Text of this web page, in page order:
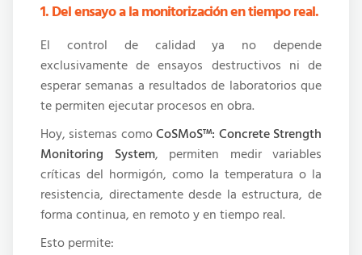
1. Del ensayo a la monitorización en tiempo real.
El control de calidad ya no depende
exclusivamente de ensayos destructivos ni de
esperar semanas a resultados de laboratorios que
te permiten ejecutar procesos en obra.
Hoy, sistemas comoCoSMoS™: Concrete Strength
Monitoring System, permiten medir variables
críticas del hormigón, como la temperatura o la
resistencia, directamente desde la estructura, de
forma continua, en remoto y en tiempo real.
Esto permite: